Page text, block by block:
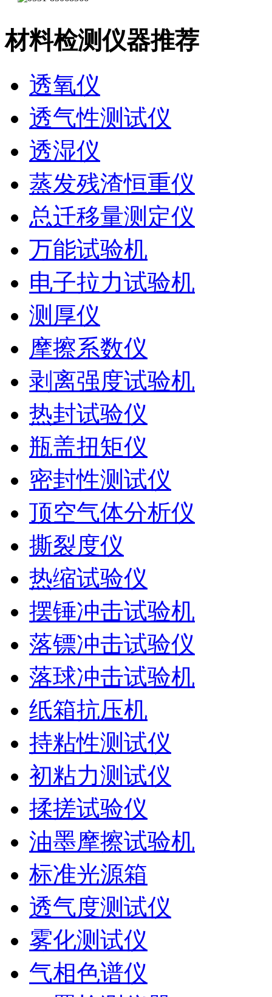
材料检测仪器推荐
透氧仪
透气性测试仪
透湿仪
蒸发残渣恒重仪
总迁移量测定仪
万能试验机
电子拉力试验机
测厚仪
摩擦系数仪
剥离强度试验机
热封试验仪
瓶盖扭矩仪
密封性测试仪
顶空气体分析仪
撕裂度仪
热缩试验仪
摆锤冲击试验机
落镖冲击试验仪
落球冲击试验机
纸箱抗压机
持粘性测试仪
初粘力测试仪
揉搓试验仪
油墨摩擦试验机
标准光源箱
透气度测试仪
雾化测试仪
气相色谱仪